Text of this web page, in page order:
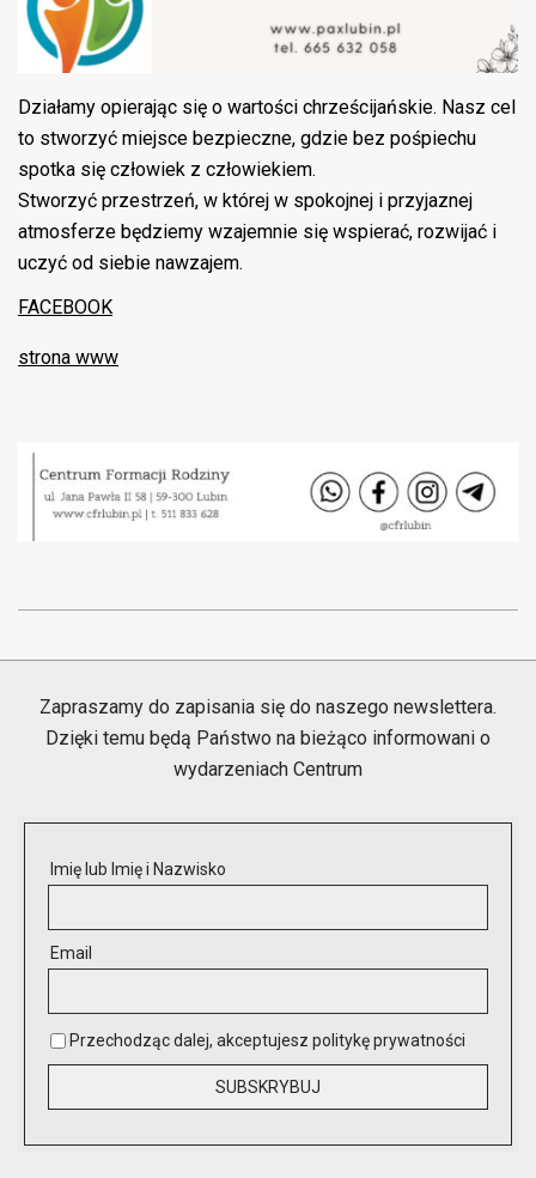
Działamy opierając się o wartości chrześcijańskie. Nasz cel
to stworzyć miejsce bezpieczne, gdzie bez pośpiechu
spotka się człowiek z człowiekiem.
Stworzyć przestrzeń, w której w spokojnej i przyjaznej
atmosferze będziemy wzajemnie się wspierać, rozwijać i
uczyć od siebie nawzajem.
FACEBOOK
strona www
12-
Zapraszamy do zapisania się do naszego newslettera.
Dzięki temu będą Państwo na bieżąco informowani o
wydarzeniach Centrum
Imię lub Imię i Nazwisko
Email
Przechodząc dalej, akceptujesz politykę prywatności